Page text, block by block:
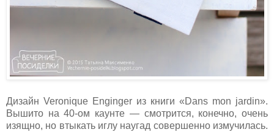
Дизайн Veronique Enginger из книги «Dans mon jardin».
Вышито на 40-ом каунте — смотрится, конечно, очень
изящно, но втыкать иглу наугад совершенно измучилась.